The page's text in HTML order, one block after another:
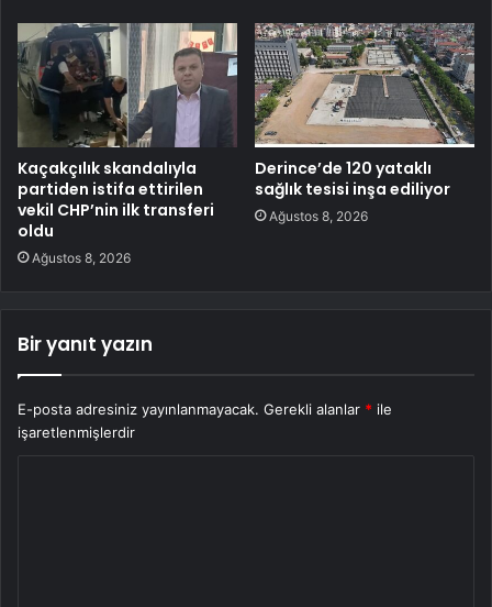
Kaçakçılık skandalıyla
partiden istifa ettirilen
vekil CHP’nin ilk transferi
oldu
Ağustos 8, 2026
Derince’de 120 yataklı
sağlık tesisi inşa ediliyor
Ağustos 8, 2026
Bir yanıt yazın
E-posta adresiniz yayınlanmayacak. Gerekli alanlar * ile
işaretlenmişlerdir